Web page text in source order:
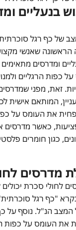
בנעליים
של כף רגל
שאנשי
ומדרסים מתאימים
כפות הרגליים
זאת, מפני
המותאם אישית
את העומס על
כאשר מדרסים
כגון חומרים
מדרסים
לחולי סכרת
"כף רגל
הנ"ל. נוסף על
את העומס על כפות